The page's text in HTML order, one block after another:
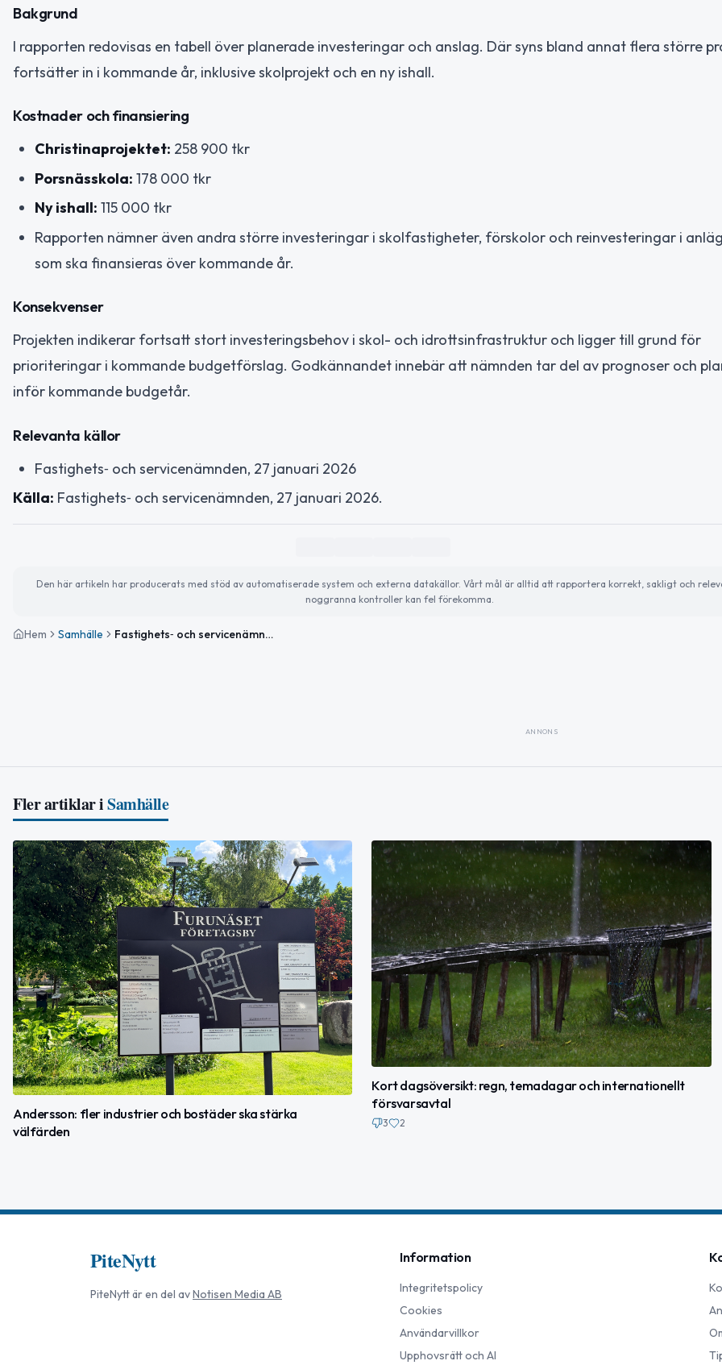
Bakgrund
I rapporten redovisas en tabell över planerade investeringar och anslag. Där syns bland annat flera större
fortsätter in i kommande år, inklusive skolprojekt och en ny ishall.
Kostnader och finansiering
Christinaprojektet: 258 900 tkr
Porsnässkola: 178 000 tkr
Ny ishall: 115 000 tkr
Rapporten nämner även andra större investeringar i skolfastigheter, förskolor och reinvesteringar i
som ska finansieras över kommande år.
Konsekvenser
Projekten indikerar fortsatt stort investeringsbehov i skol- och idrottsinfrastruktur och ligger till grund för
prioriteringar i kommande budgetförslag. Godkännandet innebär att nämnden tar del av prognoser och
inför kommande budgetår.
Relevanta källor
Fastighets‑ och servicenämnden, 27 januari 2026
Källa: Fastighets‑ och servicenämnden, 27 januari 2026.
Den här artikeln har producerats med stöd av automatiserade system och externa datakällor. Vårt mål är alltid att rapportera korrekt, sakligt och
noggranna kontroller kan fel förekomma.
Hem Samhälle Fastighets‑ och servicenämnden i Piteå: stora investeringar
ANNONS
Fler artiklar iSamhälle
Andersson: fler industrier och bostäder ska stärka
välfärden
Kort dagsöversikt: regn, temadagar och internationellt
försvarsavtal
3 2
PiteNytt
PiteNyttär en del avNotisen Media AB
Information
Integritetspolicy
Cookies
Användarvillkor
Upphovsrätt och AI